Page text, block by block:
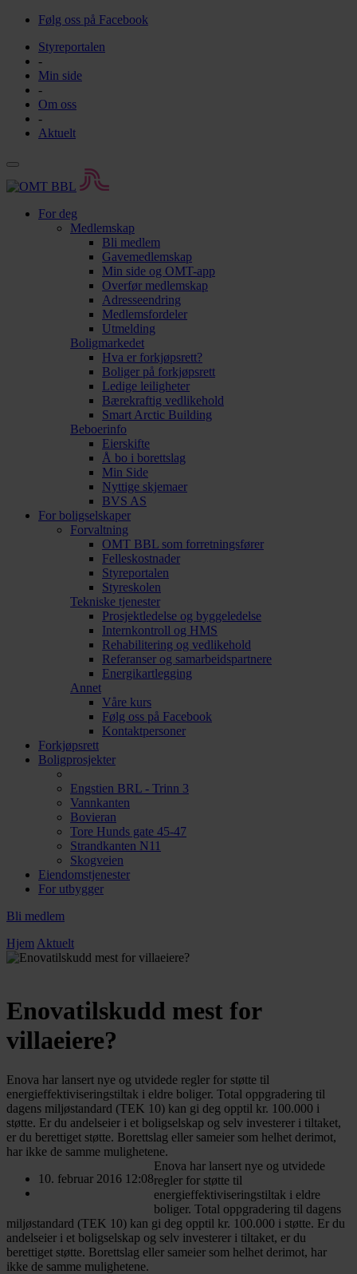
Følg oss på Facebook
Styreportalen
-
Min side
-
Om oss
-
Aktuelt
For deg
Medlemskap
Bli medlem
Gavemedlemskap
Min side og OMT-app
Overfør medlemskap
Adresseendring
Medlemsfordeler
Utmelding
Boligmarkedet
Hva er forkjøpsrett?
Boliger på forkjøpsrett
Ledige leiligheter
Bærekraftig vedlikehold
Smart Arctic Building
Beboerinfo
Eierskifte
Å bo i borettslag
Min Side
Nyttige skjemaer
BVS AS
For boligselskaper
Forvaltning
OMT BBL som forretningsfører
Felleskostnader
Styreportalen
Styreskolen
Tekniske tjenester
Prosjektledelse og byggeledelse
Internkontroll og HMS
Rehabilitering og vedlikehold
Referanser og samarbeidspartnere
Energikartlegging
Annet
Våre kurs
Følg oss på Facebook
Kontaktpersoner
Forkjøpsrett
Boligprosjekter
Engstien BRL - Trinn 3
Vannkanten
Bovieran
Tore Hunds gate 45-47
Strandkanten N11
Skogveien
Eiendomstjenester
For utbygger
Bli medlem
Hjem Aktuelt
Enovatilskudd mest for
villaeiere?
Enova har lansert nye og utvidede regler for støtte til
energieffektiviseringstiltak i eldre boliger. Total oppgradering til
dagens miljøstandard (TEK 10) kan gi deg opptil kr. 100.000 i
støtte. Er du andelseier i et boligselskap og selv investerer i tiltaket,
er du berettiget støtte. Borettslag eller sameier som helhet derimot,
har ikke de samme mulighetene.
10. februar 2016 12:08
Enova har lansert nye og utvidede
regler for støtte til
energieffektiviseringstiltak i eldre
boliger. Total oppgradering til dagens
miljøstandard (TEK 10) kan gi deg opptil kr. 100.000 i støtte. Er du
andelseier i et boligselskap og selv investerer i tiltaket, er du
berettiget støtte. Borettslag eller sameier som helhet derimot, har
ikke de samme mulighetene.